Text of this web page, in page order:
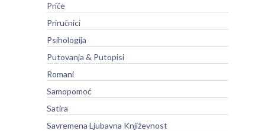
Priče
Priručnici
Psihologija
Putovanja & Putopisi
Romani
Samopomoć
Satira
Savremena Ljubavna Književnost